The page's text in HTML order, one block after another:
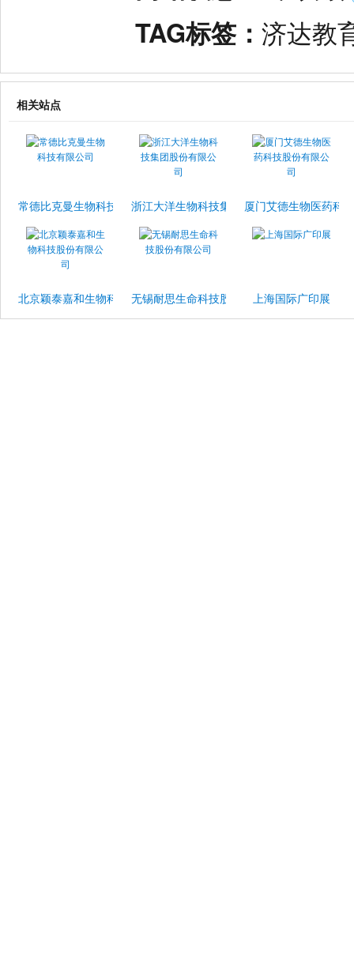
TAG标签： 济达教
相关站点
常德比克曼生物科技有限公司浙江大洋生物科技集团股份有限公司
厦门艾德生物医药科
北京颖泰嘉和生物科技股份有限公司无锡耐思生命科技股份有限公司上海国际广印展